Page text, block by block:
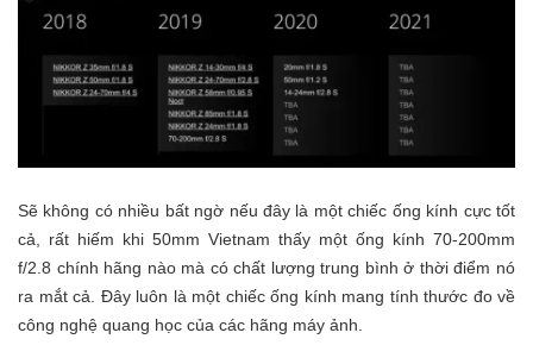
Sẽ không có nhiều bất ngờ nếu đây là một chiếc ống kính cực tốt
cả, rất hiếm khi 50mm Vietnam thấy một ống kính 70-200mm
f/2.8 chính hãng nào mà có chất lượng trung bình ở thời điểm nó
ra mắt cả. Đây luôn là một chiếc ống kính mang tính thước đo về
công nghệ quang học của các hãng máy ảnh.